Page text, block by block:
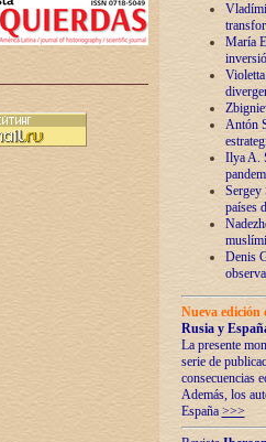
María
Antón
Ilya A.
Sergey
países
Denis
Nueva
Rusia y
La presente
serie de
consecuencias
Además, los
España >>>